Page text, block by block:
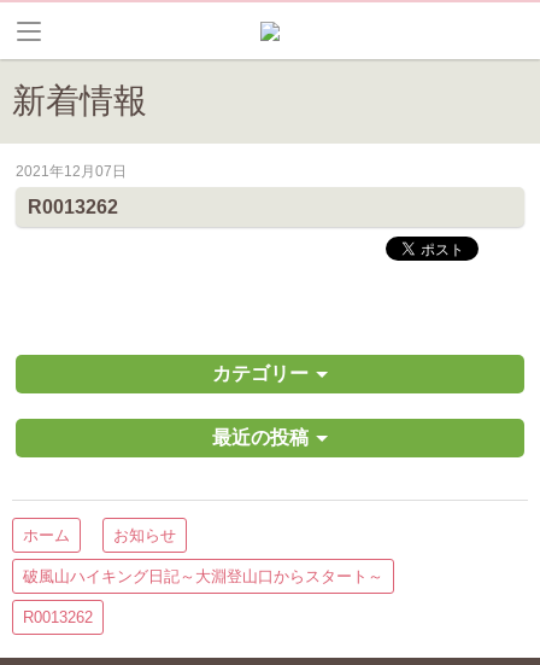
新着情報
皆野町のイベントやお祭り、花情報等の最新情報や観光協会会員情報
2021年12月07日
R0013262
カテゴリー
最近の投稿
ホーム お知らせ
破風山ハイキング日記～大淵登山口からスタート～
R0013262